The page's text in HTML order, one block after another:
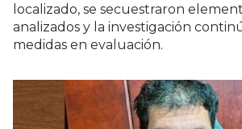
localizado, se secuestraron
analizados y la investigación
medidas en evaluación.